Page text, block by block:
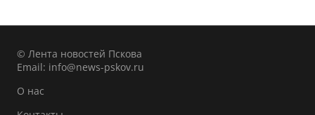
© Лента новостей Пскова
Email: info@news-pskov.ru
О нас